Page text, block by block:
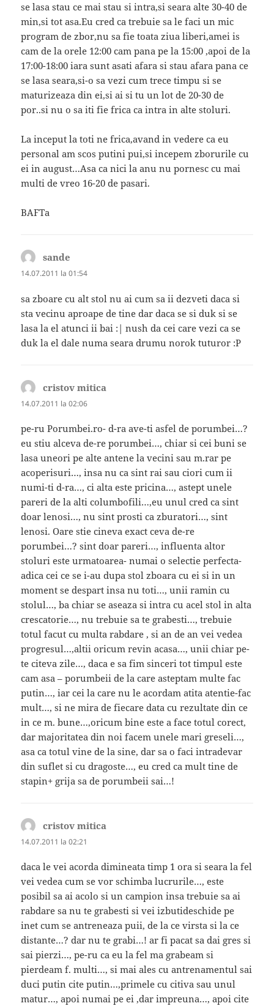
se lasa stau ce mai stau si intra,si seara alte 30-40 de
min,si tot asa.Eu cred ca trebuie sa le faci un mic
program de zbor,nu sa fie toata ziua liberi,amei is
cam de la orele 12:00 cam pana pe la 15:00 ,apoi de la
17:00-18:00 iara sunt asati afara si stau afara pana ce
se lasa seara,si-o sa vezi cum trece timpu si se
maturizeaza din ei,si ai si tu un lot de 20-30 de
por..si nu o sa iti fie frica ca intra in alte stoluri.
La inceput la toti ne frica,avand in vedere ca eu
personal am scos putini pui,si incepem zborurile cu
ei in august…Asa ca nici la anu nu pornesc cu mai
multi de vreo 16-20 de pasari.
BAFTa
sande
14.07.2011 la 01:54
sa zboare cu alt stol nu ai cum sa ii dezveti daca si
sta vecinu aproape de tine dar daca se si duk si se
lasa la el atunci ii bai :| nush da cei care vezi ca se
duk la el dale numa seara drumu norok tuturor :P
cristov mitica
14.07.2011 la 02:06
pe-ru Porumbei.ro- d-ra ave-ti asfel de porumbei…?
eu stiu alceva de-re porumbei…, chiar si cei buni se
lasa uneori pe alte antene la vecini sau m.rar pe
acoperisuri…, insa nu ca sint rai sau ciori cum ii
numi-ti d-ra…, ci alta este pricina…, astept unele
pareri de la alti columbofili…,eu unul cred ca sint
doar lenosi…, nu sint prosti ca zburatori…, sint
lenosi. Oare stie cineva exact ceva de-re
porumbei…? sint doar pareri…, influenta altor
stoluri este urmatoarea- numai o selectie perfecta-
adica cei ce se i-au dupa stol zboara cu ei si in un
moment se despart insa nu toti…, unii ramin cu
stolul…, ba chiar se aseaza si intra cu acel stol in alta
crescatorie…, nu trebuie sa te grabesti…, trebuie
totul facut cu multa rabdare , si an de an vei vedea
progresul…,altii oricum revin acasa…, unii chiar pe-
te citeva zile…, daca e sa fim sinceri tot timpul este
cam asa – porumbeii de la care asteptam multe fac
putin…, iar cei la care nu le acordam atita atentie-fac
mult…, si ne mira de fiecare data cu rezultate din ce
in ce m. bune…,oricum bine este a face totul corect,
dar majoritatea din noi facem unele mari greseli…,
asa ca totul vine de la sine, dar sa o faci intradevar
din suflet si cu dragoste…, eu cred ca mult tine de
stapin+ grija sa de porumbeii sai…!
cristov mitica
14.07.2011 la 02:21
daca le vei acorda dimineata timp 1 ora si seara la fel
vei vedea cum se vor schimba lucrurile…, este
posibil sa ai acolo si un campion insa trebuie sa ai
rabdare sa nu te grabesti si vei izbutideschide pe
inet cum se antreneaza puii, de la ce virsta si la ce
distante…? dar nu te grabi…! ar fi pacat sa dai gres si
sai pierzi…, pe-ru ca eu la fel ma grabeam si
pierdeam f. multi…, si mai ales cu antrenamentul sai
duci putin cite putin…,primele cu citiva sau unul
matur…, apoi numai pe ei ,dar impreuna…, apoi cite